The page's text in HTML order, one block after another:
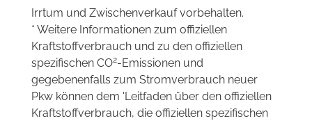
Irrtum und Zwischenverkauf vorbehalten.
* Weitere Informationen zum offiziellen
Kraftstoffverbrauch und zu den offiziellen
spezifischen CO2-Emissionen und
gegebenenfalls zum Stromverbrauch neuer
Pkw können dem 'Leitfaden über den offiziellen
Kraftstoffverbrauch, die offiziellen spezifischen